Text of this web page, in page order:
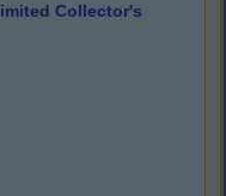
Collector's